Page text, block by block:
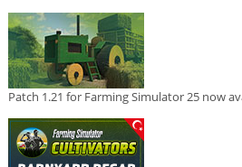
Patch 1.21 for Farming Simulator 25 now